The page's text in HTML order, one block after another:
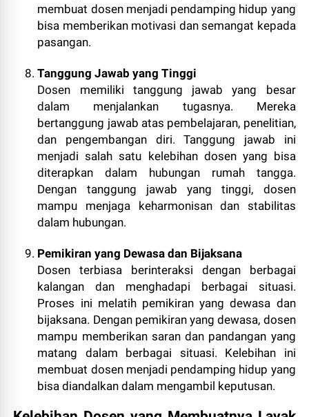
membuat dosen menjadi pendamping hidup yang
bisa memberikan motivasi dan semangat kepada
pasangan.
Tanggung Jawab yang Tinggi
Dosen memiliki tanggung jawab yang besar
dalam menjalankan tugasnya. Mereka
bertanggung jawab atas pembelajaran, penelitian,
dan pengembangan diri. Tanggung jawab ini
menjadi salah satu kelebihan dosen yang bisa
diterapkan dalam hubungan rumah tangga.
Dengan tanggung jawab yang tinggi, dosen
mampu menjaga keharmonisan dan stabilitas
dalam hubungan.
Pemikiran yang Dewasa dan Bijaksana
Dosen terbiasa berinteraksi dengan berbagai
kalangan dan menghadapi berbagai situasi.
Proses ini melatih pemikiran yang dewasa dan
bijaksana. Dengan pemikiran yang dewasa, dosen
mampu memberikan saran dan pandangan yang
matang dalam berbagai situasi. Kelebihan ini
membuat dosen menjadi pendamping hidup yang
bisa diandalkan dalam mengambil keputusan.